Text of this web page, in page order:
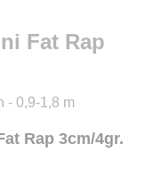
Fat Rap
- 0,9-1,8 m
Rap 3cm/4gr.